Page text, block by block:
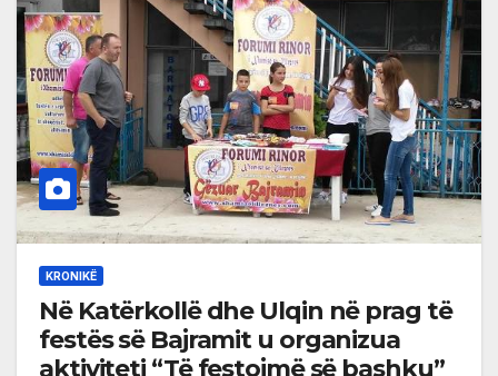
KRONIKË
Në Katërkollë dhe Ulqin në prag të
festës së Bajramit u organizua
aktiviteti “Të festojmë së bashku”